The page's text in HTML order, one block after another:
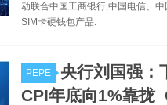
动联合中国工商银行,中国电信、
SIM卡硬钱包产品.
PEPE
央行刘国强：
CPI年底向1%靠拢